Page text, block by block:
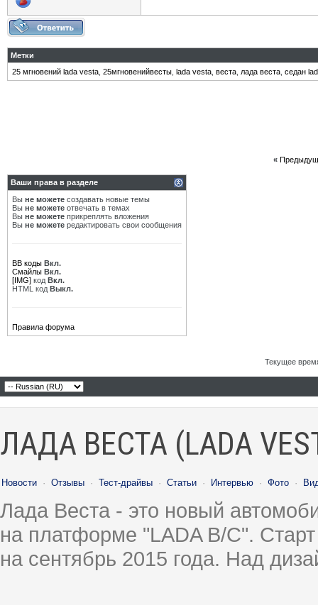
Метки
25 мгновений lada vesta 25мгновенийвесты lada vesta веста лада веста седан
«
Ваши права в разделе
Вы не можете создавать новые темы
Вы не можете отвечать в темах
Вы не можете прикреплять вложения
Вы не можете редактировать свои сообщения
BB коды Вкл.
Смайлы Вкл.
[IMG] код Вкл.
HTML код Выкл.
Правила форума
Текущее
ЛАДА ВЕСТА (LADA
Новости · Отзывы · Тест-драйвы · Статьи · Интервью · Фото ·
Лада Веста - это новый
на платформе "LADA B/C".
на сентябрь 2015 года. Над